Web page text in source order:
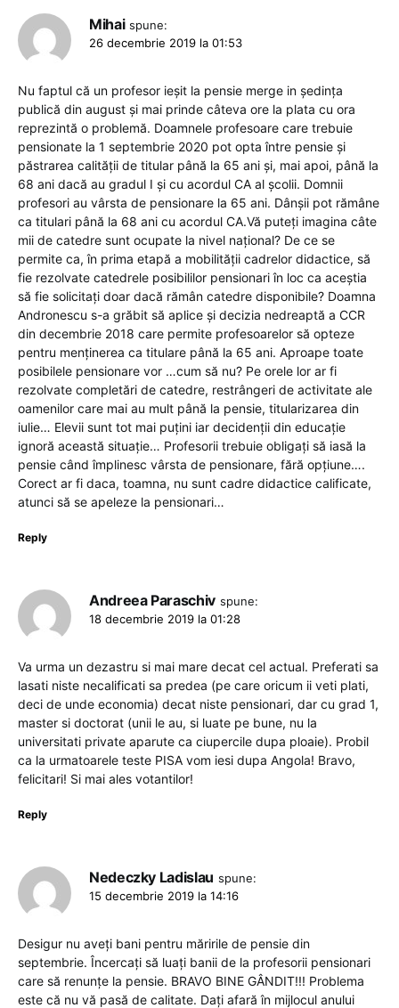
Mihai spune:
26 decembrie 2019 la 01:53
Nu faptul că un profesor ieșit la pensie merge in ședința
publică din august și mai prinde câteva ore la plata cu ora
reprezintă o problemă. Doamnele profesoare care trebuie
pensionate la 1 septembrie 2020 pot opta între pensie și
păstrarea calității de titular până la 65 ani și, mai apoi, până la
68 ani dacă au gradul I și cu acordul CA al școlii. Domnii
profesori au vârsta de pensionare la 65 ani. Dânșii pot rămâne
ca titulari până la 68 ani cu acordul CA.Vă puteți imagina câte
mii de catedre sunt ocupate la nivel național? De ce se
permite ca, în prima etapă a mobilității cadrelor didactice, să
fie rezolvate catedrele posibililor pensionari în loc ca aceștia
să fie solicitați doar dacă rămân catedre disponibile? Doamna
Andronescu s-a grăbit să aplice și decizia nedreaptă a CCR
din decembrie 2018 care permite profesoarelor să opteze
pentru menținerea ca titulare până la 65 ani. Aproape toate
posibilele pensionare vor …cum să nu? Pe orele lor ar fi
rezolvate completări de catedre, restrângeri de activitate ale
oamenilor care mai au mult până la pensie, titularizarea din
iulie… Elevii sunt tot mai puțini iar decidenții din educație
ignoră această situație… Profesorii trebuie obligați să iasă la
pensie când împlinesc vârsta de pensionare, fără opțiune….
Corect ar fi daca, toamna, nu sunt cadre didactice calificate,
atunci să se apeleze la pensionari…
Reply
Andreea Paraschiv spune:
18 decembrie 2019 la 01:28
Va urma un dezastru si mai mare decat cel actual. Preferati sa
lasati niste necalificati sa predea (pe care oricum ii veti plati,
deci de unde economia) decat niste pensionari, dar cu grad 1,
master si doctorat (unii le au, si luate pe bune, nu la
universitati private aparute ca ciupercile dupa ploaie). Probil
ca la urmatoarele teste PISA vom iesi dupa Angola! Bravo,
felicitari! Si mai ales votantilor!
Reply
Nedeczky Ladislau spune:
15 decembrie 2019 la 14:16
Desigur nu aveți bani pentru măririle de pensie din
septembrie. Încercați să luați banii de la profesorii pensionari
care să renunțe la pensie. BRAVO BINE GÂNDIT!!! Problema
este că nu vă pasă de calitate. Dați afară în mijlocul anului